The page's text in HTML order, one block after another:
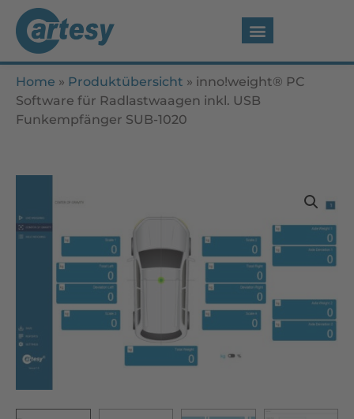
Home » Produktübersicht » inno!weight® PC
Software für Radlastwaagen inkl. USB
Funkempfänger SUB-1020